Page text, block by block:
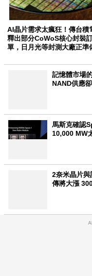
AI晶片需求太瘋狂！傳台積
釋出部分CoWoS核心封裝
單，日月光等封測大廠正準
記憶體市場
NAND供應
馬斯克確認
10,000 MW
2奈米晶片
傳將大漲